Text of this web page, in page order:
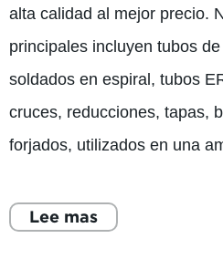
alta calidad al mejor precio.
principales incluyen tubos
soldados en espiral, tubos
cruces, reducciones, tapas,
forjados, utilizados en una
Lee mas